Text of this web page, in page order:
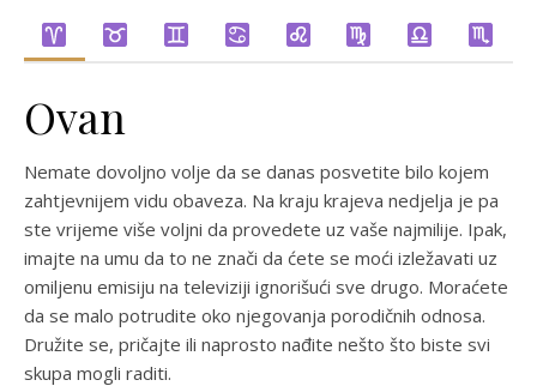
Ovan
Nemate dovoljno volje da se danas posvetite bilo kojem
zahtjevnijem vidu obaveza. Na kraju krajeva nedjelja je pa
ste vrijeme više voljni da provedete uz vaše najmilije. Ipak,
imajte na umu da to ne znači da ćete se moći izležavati uz
omiljenu emisiju na televiziji ignorišući sve drugo. Moraćete
da se malo potrudite oko njegovanja porodičnih odnosa.
Družite se, pričajte ili naprosto nađite nešto što biste svi
skupa mogli raditi.